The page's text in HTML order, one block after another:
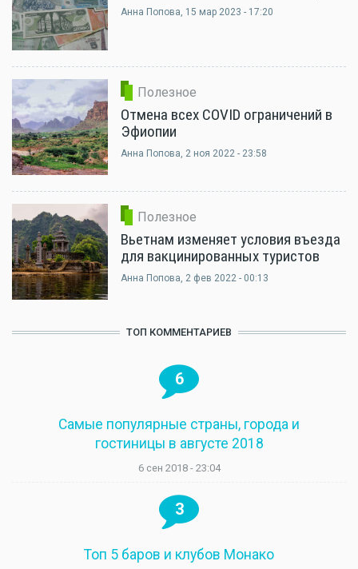
Анна Попова, 15 мар 2023 - 17:20
Полезное
Отмена всех COVID ограничений в
Эфиопии
Анна Попова, 2 ноя 2022 - 23:58
Полезное
Вьетнам изменяет условия въезда
для вакцинированных туристов
Анна Попова, 2 фев 2022 - 00:13
ТОП КОММЕНТАРИЕВ
6
Самые популярные страны, города и
гостиницы в августе 2018
6 сен 2018 - 23:04
3
Топ 5 баров и клубов Монако